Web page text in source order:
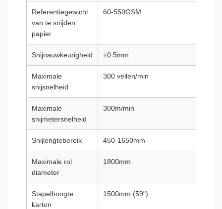
Referentiegewicht
van te snijden
papier
60-550GSM
Snijnauwkeurigheid ±0.5mm
Maximale
snijsnelheid
300 vellen/min
Maximale
snijmetersnelheid
300m/min
Snijlengtebereik 450-1650mm
Maximale rol
diameter
1800mm
Stapelhoogte
karton
1500mm (59")